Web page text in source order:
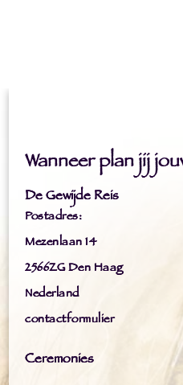
Wanneer plan jij
De Gewijde Reis
Postadres:
Mezenlaan 14
2566ZG Den Haag
Nederland
contactformulier
Ceremonies